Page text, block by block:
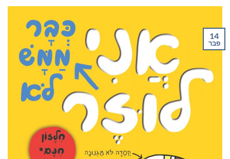
14
פבר